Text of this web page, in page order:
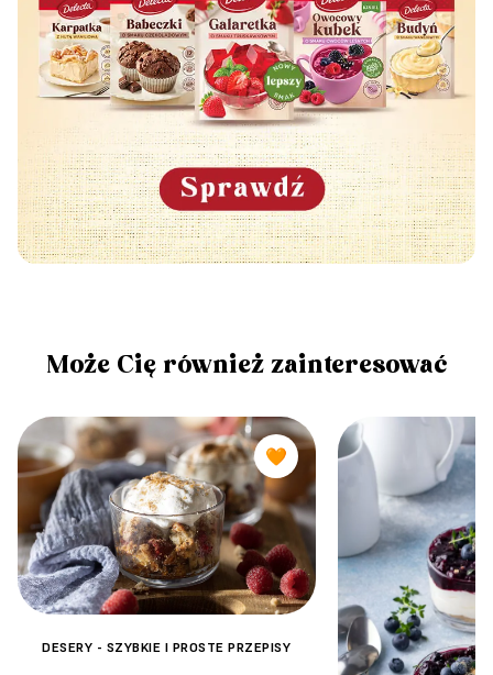
Może Cię również zainteresować
🧡
DESERY - SZYBKIE I PROSTE PRZEPISY